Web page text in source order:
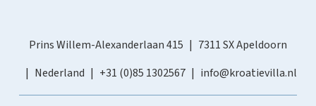
Prins Willem-Alexanderlaan 415
7311 SX Apeldoorn
Nederland
+31 (0)85 1302567 info@kroatievilla.nl